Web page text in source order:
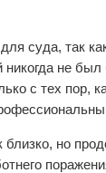
суда, так
никогда не
с тех пор,
близко, но